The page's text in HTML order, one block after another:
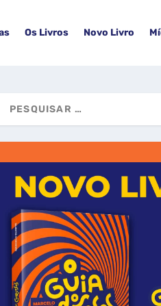
Os Livros Novo Livro